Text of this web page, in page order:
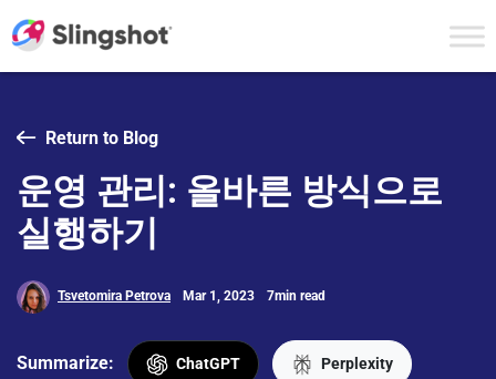
Return to Blog
운영 관리: 올바른 방식으로
실행하기
Tsvetomira Petrova Mar 1, 2023 7min read
Summarize: ChatGPT Perplexity